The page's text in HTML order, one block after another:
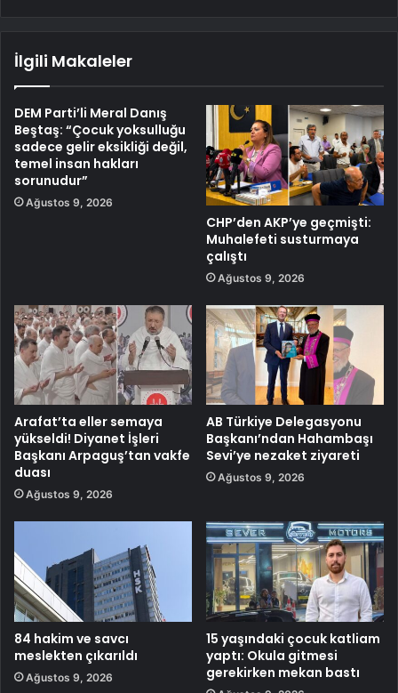
İlgili Makaleler
DEM Parti’li Meral Danış
Beştaş: “Çocuk yoksulluğu
sadece gelir eksikliği değil,
temel insan hakları
sorunudur”
Ağustos 9, 2026
CHP’den AKP’ye geçmişti:
Muhalefeti susturmaya
çalıştı
Ağustos 9, 2026
Arafat’ta eller semaya
yükseldi! Diyanet İşleri
Başkanı Arpaguş’tan vakfe
duası
Ağustos 9, 2026
AB Türkiye Delegasyonu
Başkanı’ndan Hahambaşı
Sevi’ye nezaket ziyareti
Ağustos 9, 2026
84 hakim ve savcı
meslekten çıkarıldı
Ağustos 9, 2026
15 yaşındaki çocuk katliam
yaptı: Okula gitmesi
gerekirken mekan bastı